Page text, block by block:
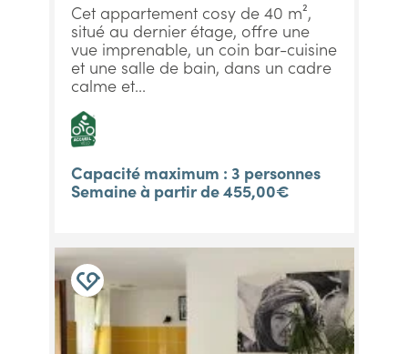
Cet appartement cosy de 40 m²,
situé au dernier étage, offre une
vue imprenable, un coin bar-cuisine
et une salle de bain, dans un cadre
calme et...
Capacité maximum : 3 personnes
Semaine à partir de 455,00€